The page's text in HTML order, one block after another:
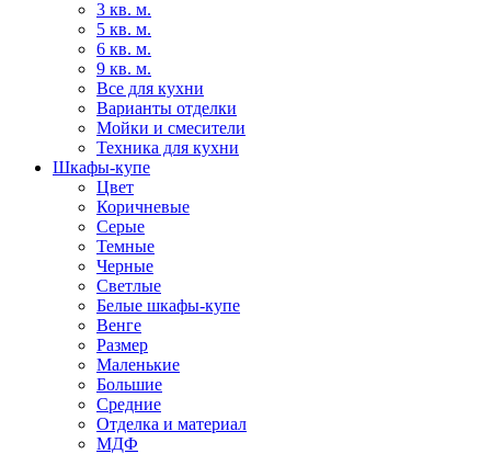
3 кв. м.
5 кв. м.
6 кв. м.
9 кв. м.
Все для кухни
Варианты отделки
Мойки и смесители
Техника для кухни
Шкафы-купе
Цвет
Коричневые
Серые
Темные
Черные
Светлые
Белые шкафы-купе
Венге
Размер
Маленькие
Большие
Средние
Отделка и материал
МДФ